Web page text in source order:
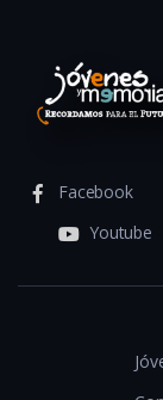
Facebook
Youtube